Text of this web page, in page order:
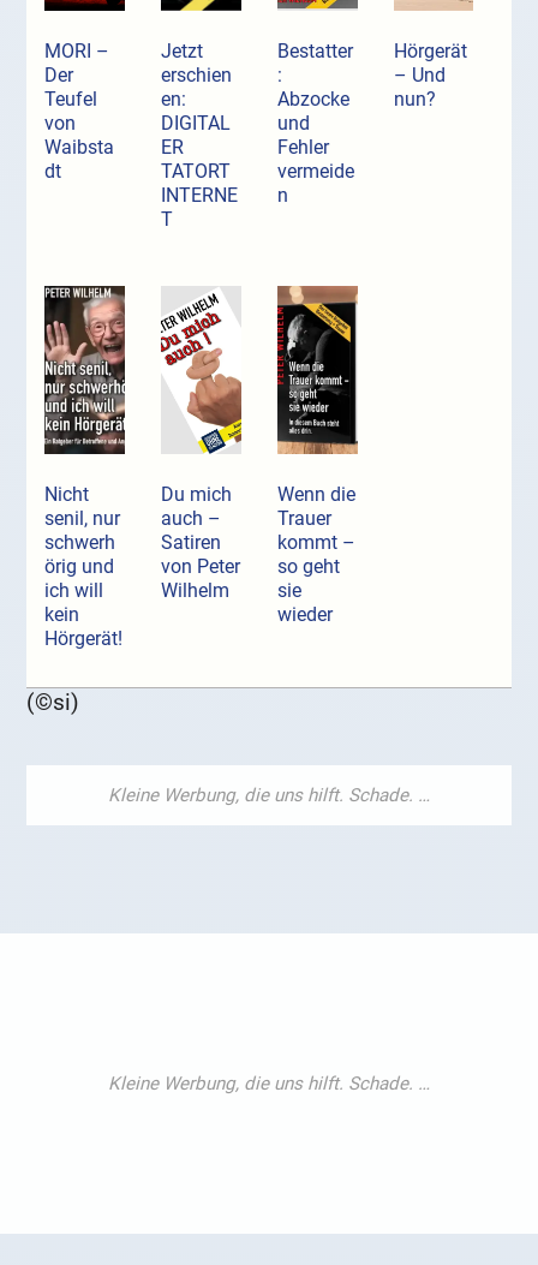
MORI –
Der
Teufel
von
Waibsta
dt
Jetzt
erschien
en:
DIGITAL
ER
TATORT
INTERNE
T
Bestatter
:
Abzocke
und
Fehler
vermeide
n
Hörgerät
– Und
nun?
Nicht
senil, nur
schwerh
örig und
ich will
kein
Hörgerät!
Du mich
auch –
Satiren
von Peter
Wilhelm
Wenn die
Trauer
kommt –
so geht
sie
wieder
(©si)